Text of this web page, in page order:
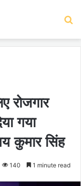
रोजगार
गया
कुमार सिंह
140 1 minute read